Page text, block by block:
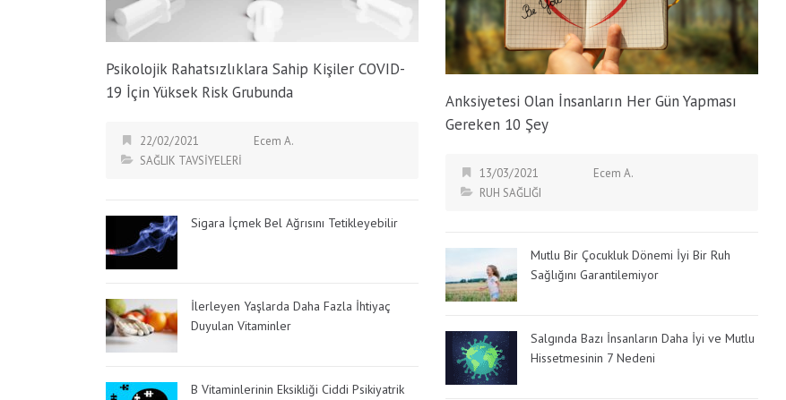
Psikolojik Rahatsızlıklara Sahip Kişiler COVID-
19 İçin Yüksek Risk Grubunda
22/02/2021
Ecem A.
SAĞLIK TAVSİYELERİ
Sigara İçmek Bel Ağrısını Tetikleyebilir
İlerleyen Yaşlarda Daha Fazla İhtiyaç
Duyulan Vitaminler
B Vitaminlerinin Eksikliği Ciddi Psikiyatrik
Anksiyetesi Olan İnsanların Her Gün Yapması
Gereken 10 Şey
13/03/2021
Ecem A.
RUH SAĞLIĞI
Mutlu Bir Çocukluk Dönemi İyi Bir Ruh
Sağlığını Garantilemiyor
Salgında Bazı İnsanların Daha İyi ve Mutlu
Hissetmesinin 7 Nedeni